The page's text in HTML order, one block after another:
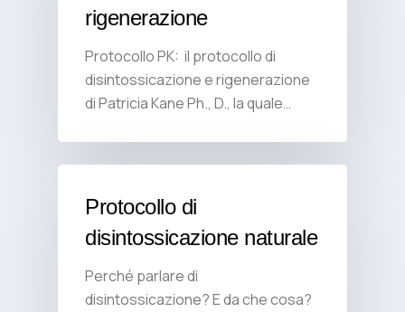
rigenerazione
Protocollo PK: il protocollo di
disintossicazione e rigenerazione
di Patricia Kane Ph., D., la quale…
Protocollo di
disintossicazione naturale
Perché parlare di
disintossicazione? E da che cosa?